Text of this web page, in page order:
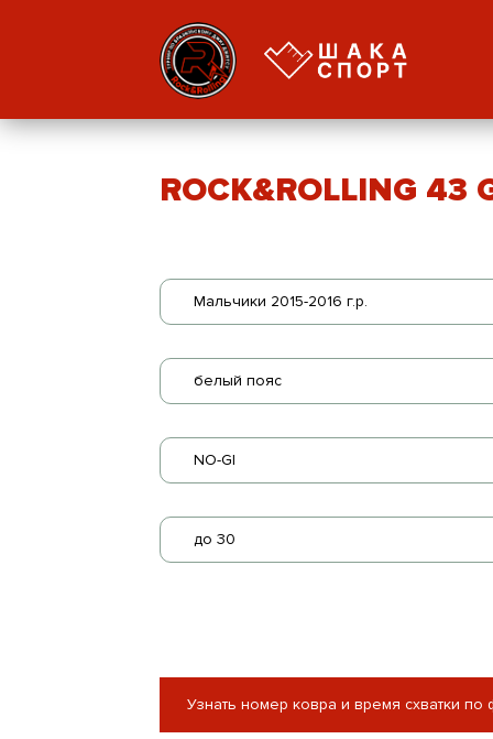
ROCK&ROLLING 43
Мальчики 2015-2016 г.р.
белый пояс
NO-GI
до 30
Узнать номер ковра и время схватки по